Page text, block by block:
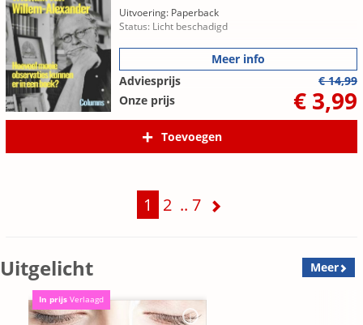
Uitvoering: Paperback
Status: Licht beschadigd
Meer info
Adviesprijs
€ 14,99
Onze prijs
€ 3,99
Toevoegen
1 2 .. 7
Uitgelicht Meer
In prijs Verlaagd